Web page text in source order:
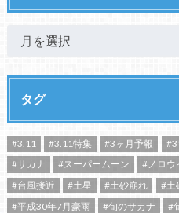
タグ
#3.11 #3.11特集 #3ヶ月予報
#サカナ
#スーパームーン #ノロウ
#台風接近
#土星 #土砂崩れ #土
#平成30年7月豪雨
#旬のサカナ #